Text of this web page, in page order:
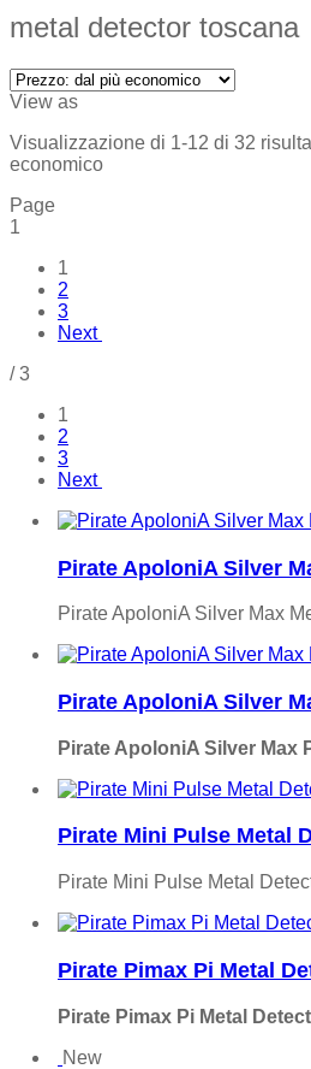
metal detector toscana
View as
Visualizzazione di 1-12 di 32
economico
Page
1
1
2
3
Next
/ 3
1
2
3
Next
Pirate ApoloniA Silver
Pirate ApoloniA Silver Max
Pirate ApoloniA Silver
Pirate ApoloniA Silver Max
Pirate Mini Pulse Metal
Pirate Mini Pulse Metal
Pirate Pimax Pi Metal
Pirate Pimax Pi Metal
New